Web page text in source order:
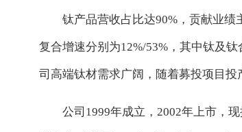
钛产品营收占比达90%，贡献业绩
复合增速分别为12%/53%，其中钛及
司高端钛材需求广阔，随着募投项目投
公司1999年成立，2002年上市，